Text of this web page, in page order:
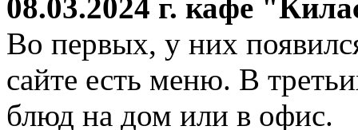
08.03.2024 г. кафе
Во первых, у них
сайте есть меню. В
блюд на дом или в офис.